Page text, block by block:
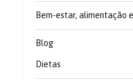
Bem-estar, alimentação
Blog
Dietas